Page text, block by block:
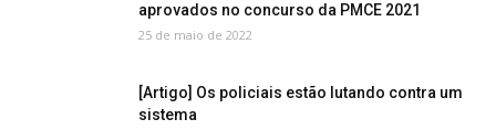
aprovados no concurso da PMCE 2021
25 de maio de 2022
[Artigo] Os policiais estão lutando contra um
sistema